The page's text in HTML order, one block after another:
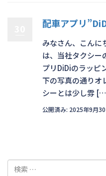
配車アプリ
みなさん、こんに
は、当社タクシー
プリDiDiのラッピ
下の写真の通りオ
シーとは少し雰
公開済み: 2025年9月30